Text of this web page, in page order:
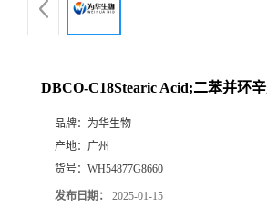
DBCO-C18Stearic Acid;二苯并环
品牌： 为华生物
产地： 广州
货号： WH54877G8660
发布日期： 2025-01-15